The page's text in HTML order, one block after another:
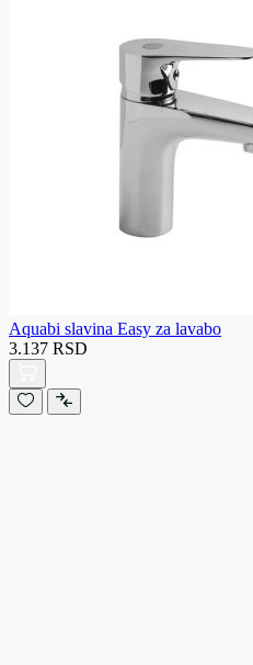
Aquabi slavina Easy za lavabo
3.137 RSD